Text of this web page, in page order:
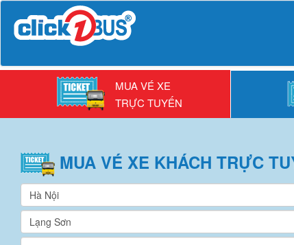
MUA VÉ XE
TRỰC TUYẾN
MUA VÉ XE KHÁCH TRỰC